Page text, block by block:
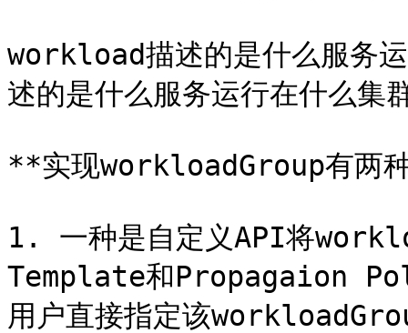
workload描述的是什么服务
述的是什么服务运行在什么集
**实现workloadGroup有两
1. 一种是自定义API将
Template和Propagaion
用户直接指定该